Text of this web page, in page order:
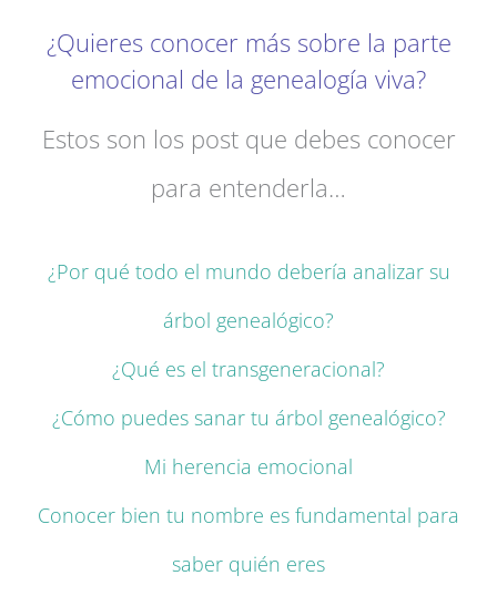
¿Quieres conocer más sobre la parte
emocional de la genealogía viva?
Estos son los post que debes conocer
para entenderla…
¿Por qué todo el mundo debería analizar su
árbol genealógico?
¿Qué es el transgeneracional?
¿Cómo puedes sanar tu árbol genealógico?
Mi herencia emocional
Conocer bien tu nombre es fundamental para
saber quién eres